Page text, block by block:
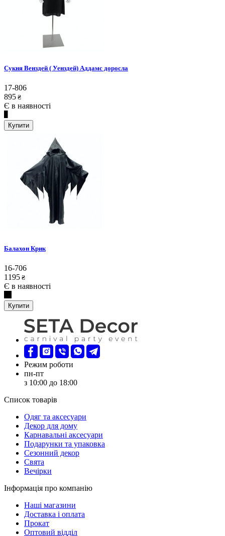
Сукня Венздей ( Уенздей) Аддамс доросла
17-806
895 ₴
Є в наявності
Купити
Балахон Крик
16-706
1195 ₴
Є в наявності
Купити
Режим роботи
пн-пт
з 10:00 до 18:00
Список товарів
Oдяг та аксесуари
Декор для дому
Карнавальні аксесуари
Подарунки та упаковка
Сезонний декор
Свята
Вечірки
Інформація про компанію
Наші магазини
Доставка і оплата
Прокат
Оптовий відділ